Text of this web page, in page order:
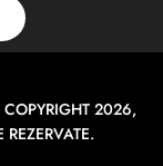
2026,
REZERVATE.